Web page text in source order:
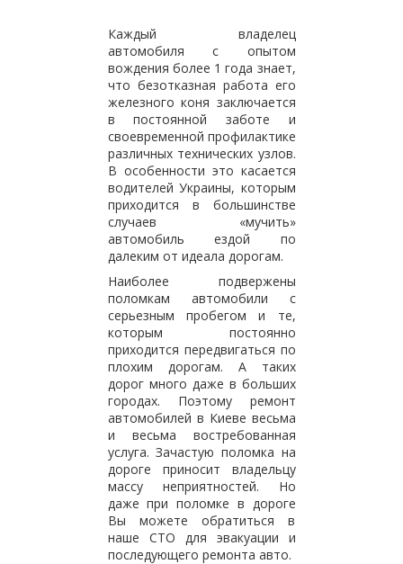
Каждый владелец
автомобиля с опытом
вождения более 1 года знает,
что безотказная работа его
железного коня заключается
в постоянной заботе и
своевременной профилактике
различных технических узлов.
В особенности это касается
водителей Украины, которым
приходится в большинстве
случаев «мучить»
автомобиль ездой по
далеким от идеала дорогам.
Наиболее подвержены
поломкам автомобили с
серьезным пробегом и те,
которым постоянно
приходится передвигаться по
плохим дорогам. А таких
дорог много даже в больших
городах. Поэтому ремонт
автомобилей в Киеве весьма
и весьма востребованная
услуга. Зачастую поломка на
дороге приносит владельцу
массу неприятностей. Но
даже при поломке в дороге
Вы можете обратиться в
наше СТО для эвакуации и
последующего ремонта авто.